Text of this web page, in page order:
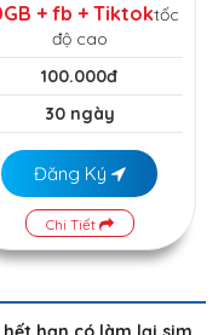
+ fb + Tiktoktốc
độ cao
100.000đ
30 ngày
Đăng Ký
Chi Tiết